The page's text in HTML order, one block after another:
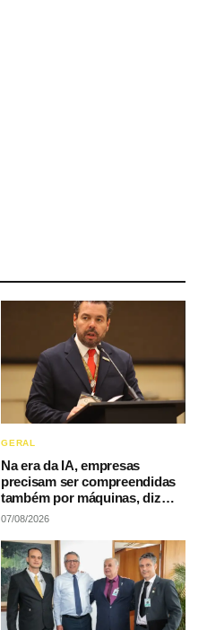
GERAL
Na era da IA, empresas
precisam ser compreendidas
também por máquinas, diz
LAQI
07/08/2026